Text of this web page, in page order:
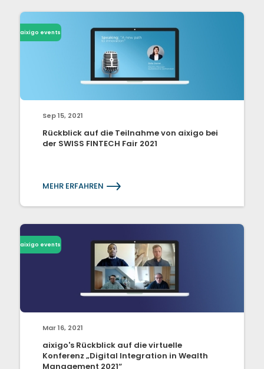
aixigo events
Sep 15, 2021
Rückblick auf die Teilnahme von aixigo bei
der SWISS FINTECH Fair 2021
MEHR ERFAHREN
aixigo events
Mar 16, 2021
aixigo's Rückblick auf die virtuelle
Konferenz „Digital Integration in Wealth
Management 2021“